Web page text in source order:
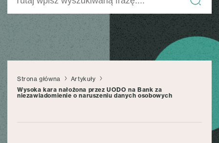
Strona główna
Artykuły
Wysoka kara nałożona przez UODO na Bank za
niezawiadomienie o naruszeniu danych osobowych